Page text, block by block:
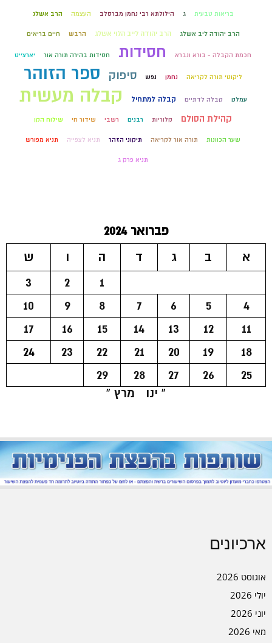
בריאות טבעית ג הילולתא רבי נחמן מברסלב העצמה הרב אשלג
הרב יהודה ליב אשלג הרב יהודה לייב הלוי אשלג הרבש חיים בריאים
חכמת הקבלה - בורא ונברא חסידות חסידות בהירה תורה אור יארצייט
ליקוטי תורה לקריאה נחמן נפש סיפוק ספר הזוהר
עמלק קבלה לדתיים קבלה למתחיל קבלה מעשית
קהילת הסולם קלוריות רבנים רשבי שידור חי שילוח הקן
שער הכוונות תורה אור לקריאה תיקוני הזהר תניא לצפייה תניא מפורש
תניא פרק ג
פברואר 2024
א
ב ג ד ה ו
ש
1
2
3
4
5
6
7
8
9
10
11
12
13
14
15
16
17
18
19
20
21
22
23
24
25
26
27
28
29
« ינו
מרץ »
ארכיונים
אוגוסט 2026
יולי 2026
יוני 2026
מאי 2026